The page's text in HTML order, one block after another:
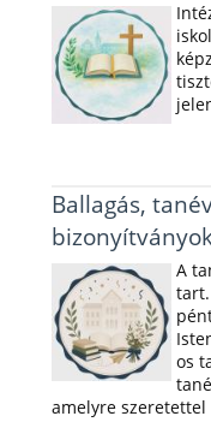
Ballagás,
A
os
amelyre